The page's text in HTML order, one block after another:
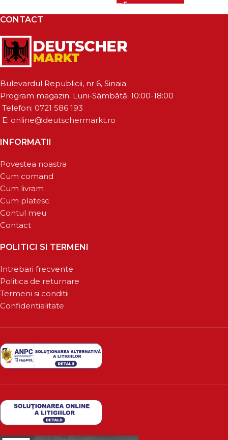
CONTACT
Bulevardul Republicii, nr 6, Sinaia
Program magazin: Luni-Sâmbătă: 10:00-18:00
Telefon: 0721 586 193
E: online@deutschermarkt.ro
INFORMATII
Povestea noastra
Cum comand
Cum livram
Cum platesc
Contul meu
Contact
POLITICI SI TERMENI
Intrebari frecvente
Politica de returnare
Termeni si conditii
Confidentialitate